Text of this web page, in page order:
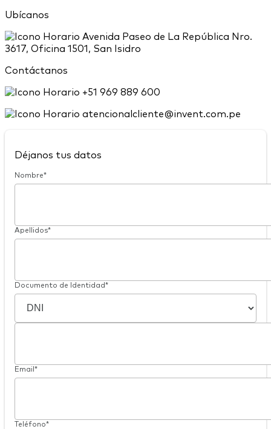
Ubícanos
Avenida Paseo de La República Nro.
3617, Oficina 1501, San Isidro
Contáctanos
+51 969 889 600
atencionalcliente@invent.com.pe
Déjanos tus datos
Nombre*
Apellidos*
Documento de Identidad*
Email*
Teléfono*